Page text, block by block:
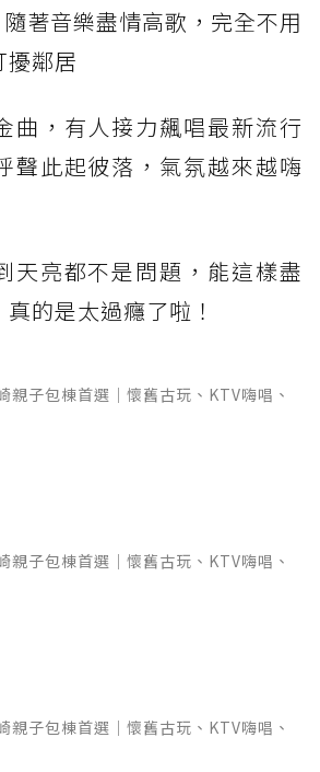
著音樂盡情高歌，完全不用
擾鄰居
曲，有人接力飆唱最新流行
聲此起彼落，氣氛越來越嗨
天亮都不是問題，能這樣盡
的是太過癮了啦！
親子包棟首選｜懷舊古玩、KTV嗨唱、
親子包棟首選｜懷舊古玩、KTV嗨唱、
親子包棟首選｜懷舊古玩、KTV嗨唱、